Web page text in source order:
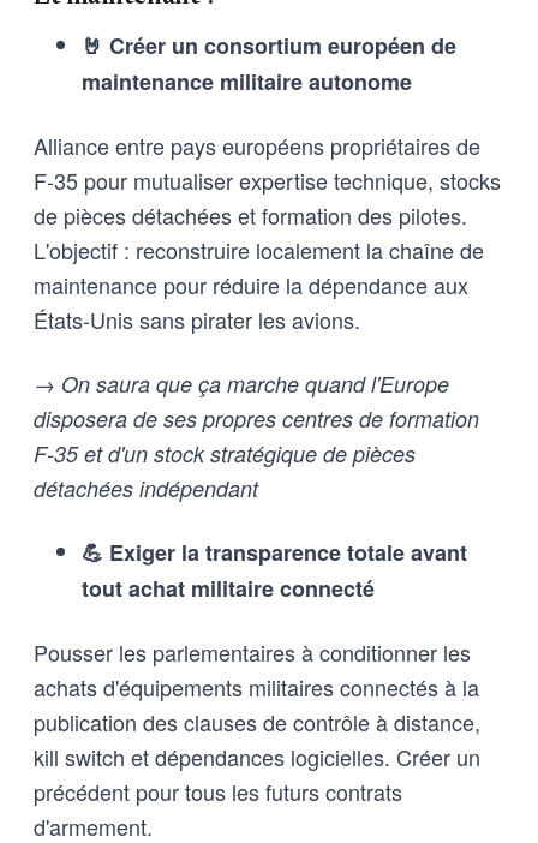
🤘 Créer un consortium européen de
maintenance militaire autonome
Alliance entre pays européens propriétaires de
F-35 pour mutualiser expertise technique, stocks
de pièces détachées et formation des pilotes.
L'objectif : reconstruire localement la chaîne de
maintenance pour réduire la dépendance aux
États-Unis sans pirater les avions.
→ On saura que ça marche quand l'Europe
disposera de ses propres centres de formation
F-35 et d'un stock stratégique de pièces
détachées indépendant
💪 Exiger la transparence totale avant
tout achat militaire connecté
Pousser les parlementaires à conditionner les
achats d'équipements militaires connectés à la
publication des clauses de contrôle à distance,
kill switch et dépendances logicielles. Créer un
précédent pour tous les futurs contrats
d'armement.